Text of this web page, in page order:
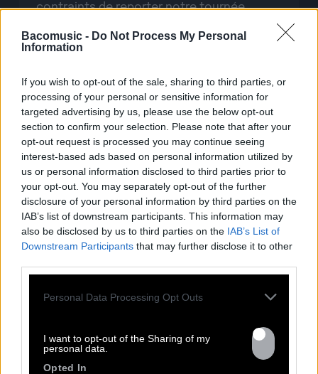
Bacomusic - Do Not Process My Personal
Information
If you wish to opt-out of the sale, sharing to third parties, or
processing of your personal or sensitive information for
targeted advertising by us, please use the below opt-out
section to confirm your selection. Please note that after your
opt-out request is processed you may continue seeing
interest-based ads based on personal information utilized by
us or personal information disclosed to third parties prior to
your opt-out. You may separately opt-out of the further
disclosure of your personal information by third parties on the
IAB’s list of downstream participants. This information may
also be disclosed by us to third parties on the IAB’s List of
Downstream Participants that may further disclose it to other
Personal Data Processing Opt Outs
I want to opt-out of the Sharing of my
personal data.
Opted In
contraints de reporter notre tournée
européenne prévue pour l’automne 2025 au
printemps 2026. Nous sommes désolés de
remise. On a hâte de revenir jouer chez
vous ! On vous prépare de nouveaux
morceaux, un show tout neuf, et […]
Lire la suite
24.02